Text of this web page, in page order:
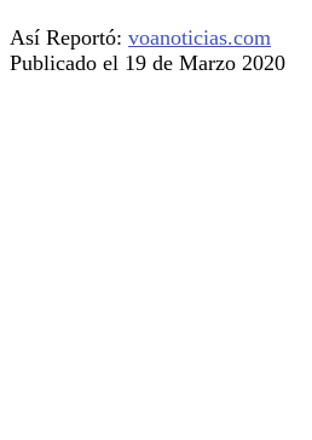
Así Reportó: voanoticias.com
Publicado el 19 de Marzo 2020